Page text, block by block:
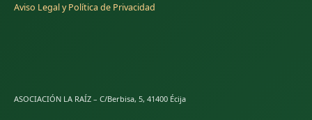
Aviso Legal y Política de Privacidad
ASOCIACIÓN LA RAÍZ – C/Berbisa, 5, 41400 Écija